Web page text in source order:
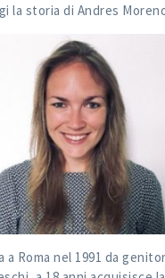
la storia di Andres
a Roma nel 1991 da